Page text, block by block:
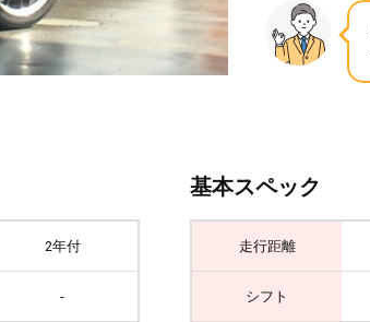
2年付
-
基本スペック
走行距離
シフト